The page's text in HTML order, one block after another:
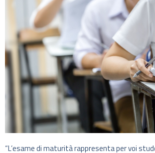
“L’esame di maturità rappresenta per voi